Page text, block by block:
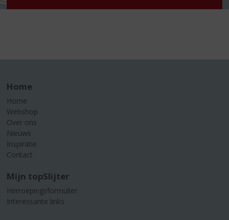
Home
Home
Webshop
Over ons
Nieuws
Inspiratie
Contact
Mijn topSlijter
Herroepingsformulier
Interessante links